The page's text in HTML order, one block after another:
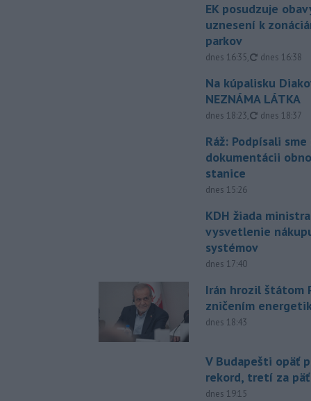
EK posudzuje
uznesení k
parkov
dnes 16:35, aktualizované
dnes 16:38
Na kúpalisku
NEZNÁMA LÁTKA
dnes 18:23, aktualizované
dnes 18:37
Ráž: Podpísali
dokumentácii
stanice
dnes 15:26
KDH žiada
vysvetlenie
systémov
dnes 17:40
Irán hrozil štátom
zničením
dnes 18:43
V Budapešti opäť
rekord, tretí za
dnes 19:15